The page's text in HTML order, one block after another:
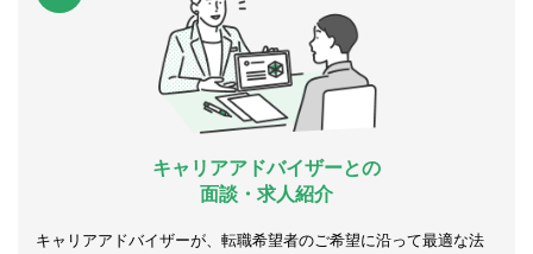
キャリアアドバイザーとの
面談・求人紹介
キャリアアドバイザーが、転職希望者のご希望に沿って最適な法